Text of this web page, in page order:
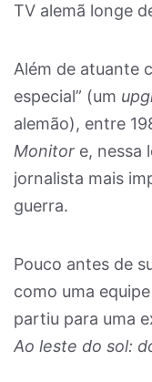
TV alemã longe
Além de atuante
especial” (um
alemão), entre
Monitor e, nessa
jornalista mais
guerra.
Pouco antes de
como uma
partiu para uma
Ao leste do sol: